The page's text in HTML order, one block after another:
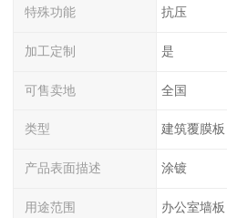
特殊功能 抗压
加工定制 是
可售卖地 全国
类型 建筑覆膜板
产品表面描述 涂镀
用途范围 办公室墙板